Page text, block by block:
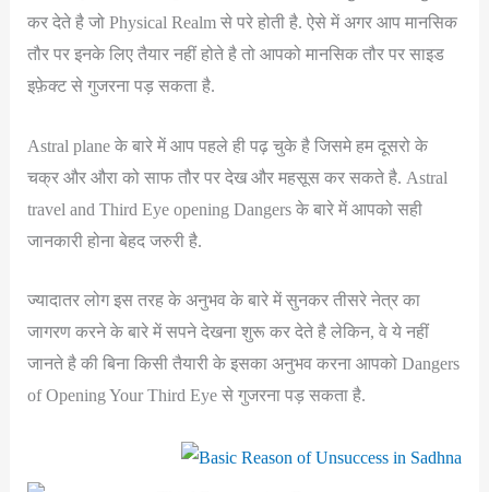
कर देते है जो Physical Realm से परे होती है. ऐसे में अगर आप मानसिक
तौर पर इनके लिए तैयार नहीं होते है तो आपको मानसिक तौर पर साइड
इफ़ेक्ट से गुजरना पड़ सकता है.
Astral plane के बारे में आप पहले ही पढ़ चुके है जिसमे हम दूसरो के
चक्र और औरा को साफ तौर पर देख और महसूस कर सकते है. Astral
travel and Third Eye opening Dangers के बारे में आपको सही
जानकारी होना बेहद जरुरी है.
ज्यादातर लोग इस तरह के अनुभव के बारे में सुनकर तीसरे नेत्र का
जागरण करने के बारे में सपने देखना शुरू कर देते है लेकिन, वे ये नहीं
जानते है की बिना किसी तैयारी के इसका अनुभव करना आपको Dangers
of Opening Your Third Eye से गुजरना पड़ सकता है.